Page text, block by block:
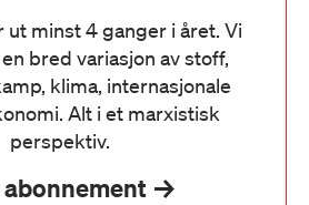
ut minst 4 ganger i året. Vi
bred variasjon av stoff,
klima, internasjonale
Alt i et marxistisk
perspektiv.
abonnement